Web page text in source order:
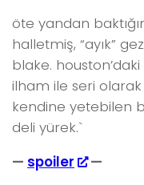
öte yandan
halletmiş, “ayık”
blake.
ilham ile seri
kendine yetebilen
deli yürek.`
— spoiler
—